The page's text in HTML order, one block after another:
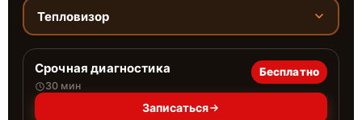
Тепловизор
Срочная диагностика
30 мин
Бесплатно
Записаться